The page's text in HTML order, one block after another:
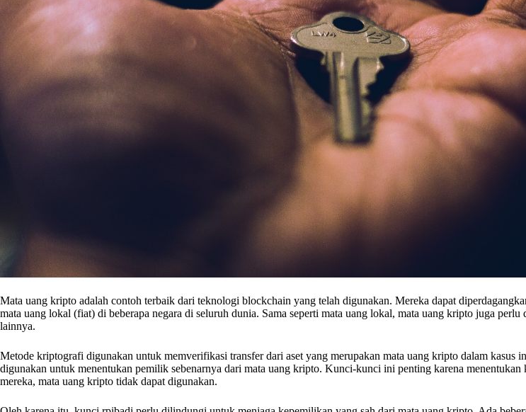
Mata uang kripto adalah contoh terbaik dari teknologi blockchain yang telah digunakan. Mereka dapat
mata uang lokal (fiat) di beberapa negara di seluruh dunia. Sama seperti mata uang lokal, mata uang kripto juga
lainnya.
Metode kriptografi digunakan untuk memverifikasi transfer dari aset yang merupakan mata uang kripto dalam kasus
digunakan untuk menentukan pemilik sebenarnya dari mata uang kripto. Kunci-kunci ini penting karena menentukan
mereka, mata uang kripto tidak dapat digunakan.